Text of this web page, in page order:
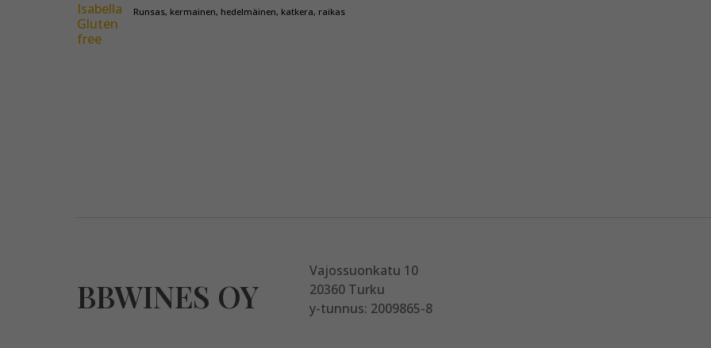
Runsas, kermainen, hedelmäinen, katkera, raikas
BBWINES OY
Vajossuonkatu 10
20360 Turku
y-tunnus: 2009865-8